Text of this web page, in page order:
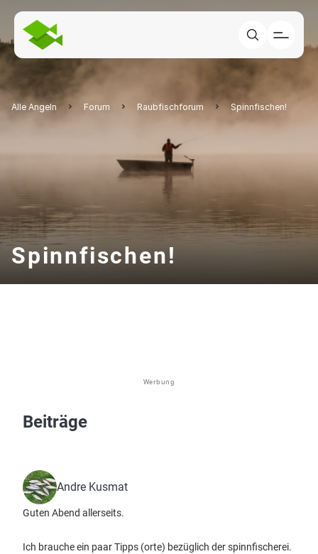
Alle Angeln Forum Raubfischforum Spinnfischen!
Spinnfischen!
Werbung
Beiträge
Andre Kusmat
Guten Abend allerseits.
Ich brauche ein paar Tipps (orte) bezüglich der spinnfischerei.